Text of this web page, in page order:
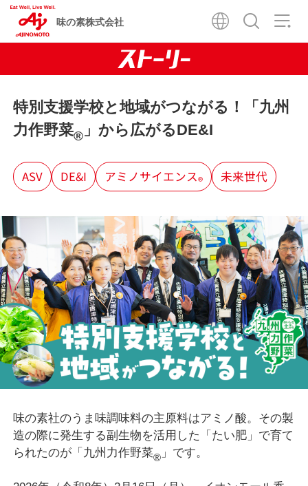
味の素株式会社
特別支援学校と地域がつながる！「九州
力作野菜® 」から広がるDE&I
ASV DE&I アミノサイエンス® 未来世代
味の素社のうま味調味料の主原料はアミノ酸。その製
造の際に発生する副生物を活用した「たい肥」で育て
られたのが「九州力作野菜® 」です。